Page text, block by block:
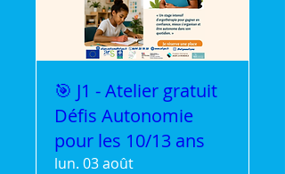
🎯 J1 - Atelier gratuit
Défis Autonomie
pour les 10/13 ans
lun. 03 août